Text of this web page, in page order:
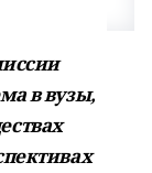
в вузы,